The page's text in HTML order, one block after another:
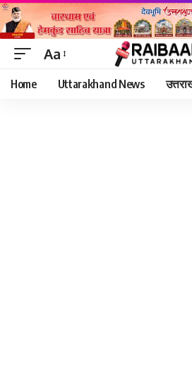
Font
Resizer
Aa
Home Uttarakhand News